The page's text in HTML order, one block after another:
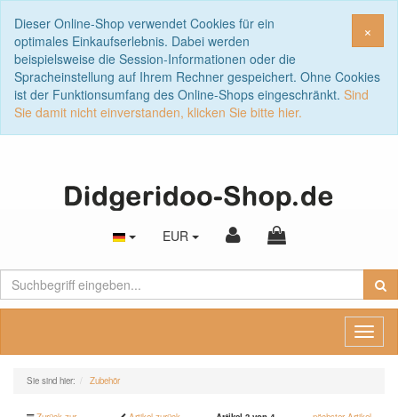
×
Dieser Online-Shop verwendet Cookies für ein
optimales Einkaufserlebnis. Dabei werden
beispielsweise die Session-Informationen oder die
Spracheinstellung auf Ihrem Rechner gespeichert. Ohne Cookies
ist der Funktionsumfang des Online-Shops eingeschränkt. Sind
Sie damit nicht einverstanden, klicken Sie bitte hier.
EUR
Sie sind hier: Zubehör